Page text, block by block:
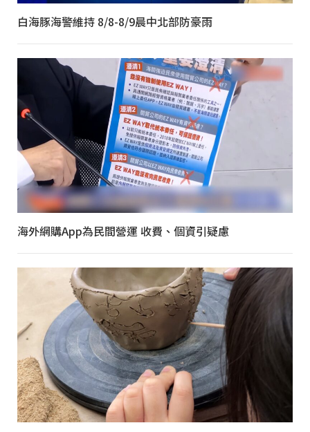
白海豚海警維持 8/8-8/9晨中北部防豪雨
海外網購App為民間營運 收費、個資引疑慮